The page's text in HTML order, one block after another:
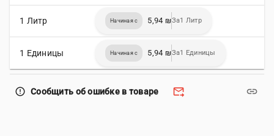
1 Литр Начиная с 5,94 ₪За1 Литр
1 Единицы Начиная с 5,94 ₪За1 Единицы
error_outline Сообщить об ошибке в товаре forward_to_inbox link